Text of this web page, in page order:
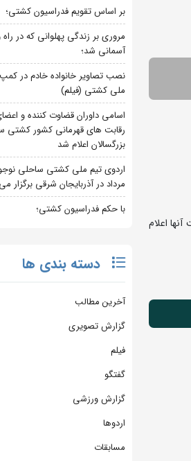
اعلام
بر اساس تقویم فدراسیون کشتی؛
مروری بر زندگی پهلوانی که در
آسمانی شد؛
نصب تصاویر خانواده خادم در
ملی کشتی (فیلم)
اسامی داوران قضاوت کننده و
رقابت های قهرمانی کشور کشتی
بزرگسالان اعلام شد
مرداد در آذربایجان شرقی برگزار
با حکم فدراسیون کشتی؛
دسته بندی ها
آخرین مطالب
گزارش تصویری
فیلم
گفتگو
گزارش ورزشی
اردوها
مسابقات